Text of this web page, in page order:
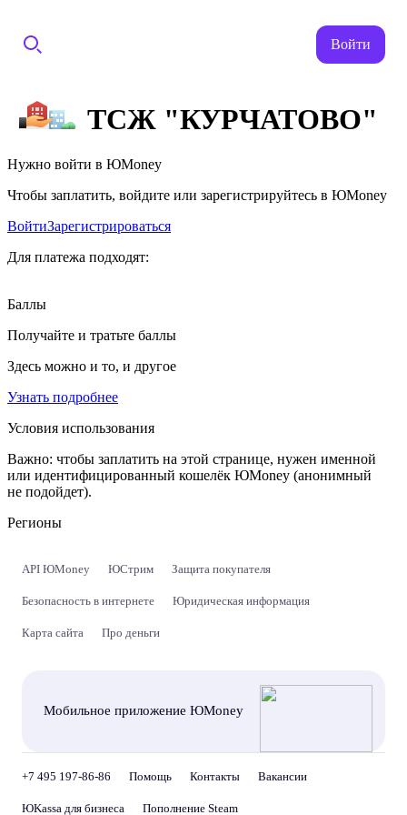
Войти
ТСЖ "КУРЧАТОВО"
Нужно войти в ЮMoney
Чтобы заплатить, войдите или зарегистрируйтесь в ЮMoney
ВойтиЗарегистрироваться
Для платежа подходят:
Баллы
Получайте и тратьте баллы
Здесь можно и то, и другое
Узнать подробнее
Условия использования
Важно: чтобы заплатить на этой странице, нужен именной
или идентифицированный кошелёк ЮMoney (анонимный
не подойдет).
Регионы
API ЮMoney ЮСтрим Защита покупателя
Безопасность в интернете Юридическая информация
Карта сайта Про деньги
Мобильное приложение ЮMoney
+7 495 197-86-86 Помощь Контакты Вакансии
ЮKassa для бизнеса Пополнение Steam